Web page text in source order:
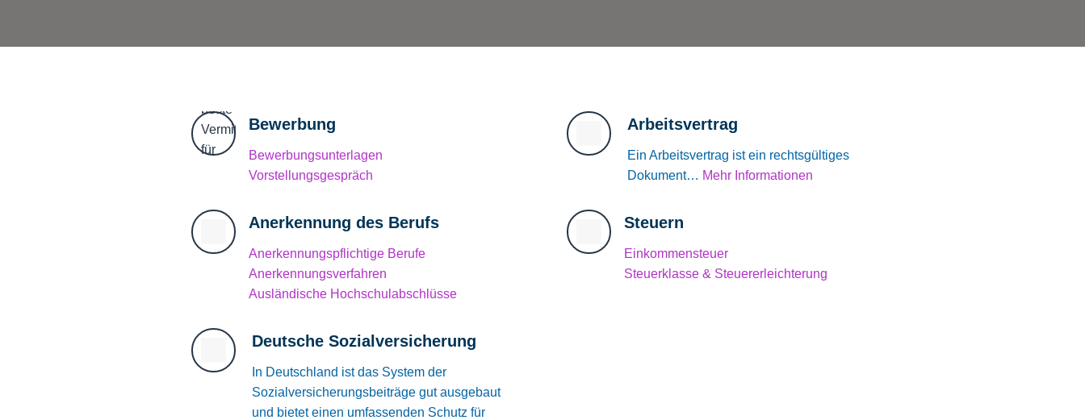
Bewerbung
Bewerbungsunterlagen
Vorstellungsgespräch
Arbeitsvertrag
Ein Arbeitsvertrag ist ein rechtsgültiges
Dokument… Mehr Informationen
Anerkennung des Berufs
Anerkennungspflichtige Berufe
Anerkennungsverfahren
Ausländische Hochschulabschlüsse
Steuern
Einkommensteuer
Steuerklasse & Steuererleichterung
Deutsche Sozialversicherung
In Deutschland ist das System der
Sozialversicherungsbeiträge gut ausgebaut
und bietet einen umfassenden Schutz für